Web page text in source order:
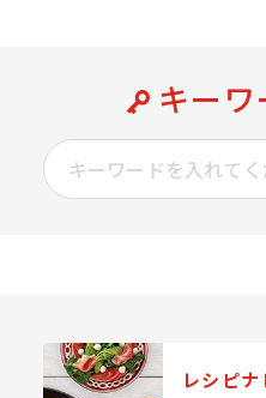
キーワ
レシピナ